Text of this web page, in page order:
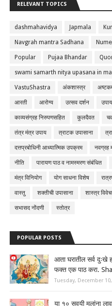
RELEVANT TOPICS
dashmahavidya Japmala
Navgrah mantra Sadhana
Popular Pujaa Bhandar
swami samarth nitya upasana in
VastuShastra अंकशास्त्र
आरती आरोग्य उत्सव दर्शन उपाय
काव्यसंग्रह निरुपणसहित कुलदैवत
तंत्र मंत्र उपाय त्राटक उपासाना
दत्तप्रबोधिनी आध्यात्मिक उपक्रम नवग्रह
नीति पारायण पाठ व नामस्मरण संबंधित
मंत्र विनियोग योग साधना विशेष
वास्तु शक्तीची उपासाना शास्त्र
सभासद नोंदणी स्तोत्र
POPULAR POSTS
आता घरातील सर्व दुःखे
फक्त एक पाठ करा.
Tuesday, December
या १० सवयी मुलांना